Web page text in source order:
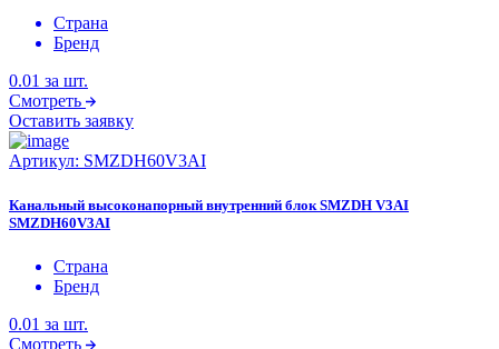
Страна
Бренд
0.01 за шт.
Смотреть
Оставить заявку
Артикул: SMZDH60V3AI
Канальный высоконапорный внутренний блок SMZDH V3AI
SMZDH60V3AI
Страна
Бренд
0.01 за шт.
Смотреть